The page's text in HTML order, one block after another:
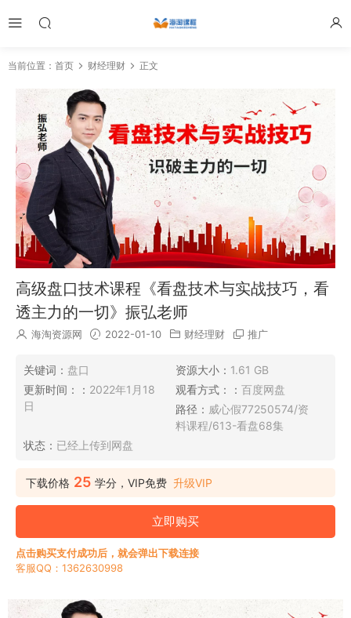
当前位置： 首页 财经理财 正文
高级盘口技术课程《看盘技术与实战技巧，看
透主力的一切》振弘老师
海淘资源网 2022-01-10 财经理财 推广
关键词： 盘口 资源大小： 1.61 GB
更新时间：： 2022年1月18
日
观看方式：： 百度网盘
路径： 威心假77250574/资
料课程/613-看盘68集
状态： 已经上传到网盘
下载价格 25 学分，VIP免费 升级VIP
立即购买
点击购买支付成功后，就会弹出下载连接
客服QQ：1362630998